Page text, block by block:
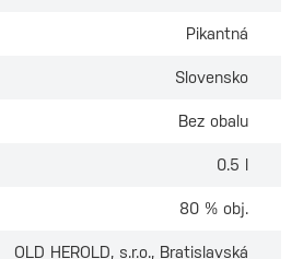
Pikantná
Slovensko
Bez obalu
0.5 l
80 % obj.
OLD HEROLD, s.r.o., Bratislavská